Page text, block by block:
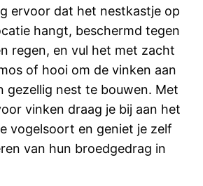
ervoor dat het nestkastje op
hangt, beschermd tegen
regen, en vul het met zacht
of hooi om de vinken aan
gezellig nest te bouwen. Met
vinken draag je bij aan het
vogelsoort en geniet je zelf
van hun broedgedrag in